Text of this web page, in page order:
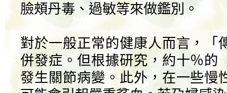
臉頰丹毒、過敏等來做鑑別。
對於一般正常的健康人而言，「
併發症。但根據研究，約十％的
發生關節病變。此外，在一些慢